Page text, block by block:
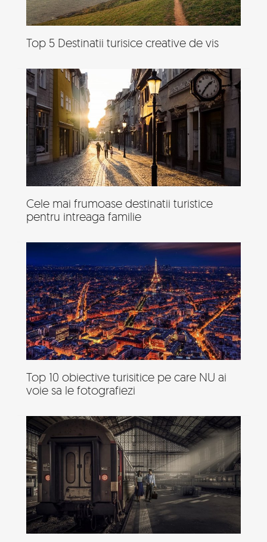
Top 5 Destinatii turisice creative de vis
Cele mai frumoase destinatii turistice
pentru intreaga familie
Top 10 obiective turisitice pe care NU ai
voie sa le fotografiezi